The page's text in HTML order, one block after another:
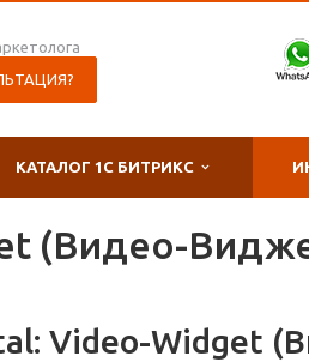
КАТАЛОГ 1С БИТРИКС
(Видео-
Video-Widget